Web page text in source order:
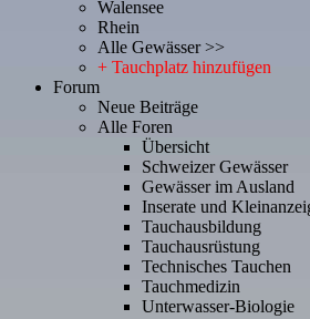
Walensee
Rhein
Alle Gewässer >>
+ Tauchplatz hinzufügen
Forum
Neue Beiträge
Alle Foren
Übersicht
Schweizer Gewässer
Gewässer im Ausland
Inserate und
Tauchausbildung
Tauchausrüstung
Technisches Tauchen
Tauchmedizin
Unterwasser-Biologie